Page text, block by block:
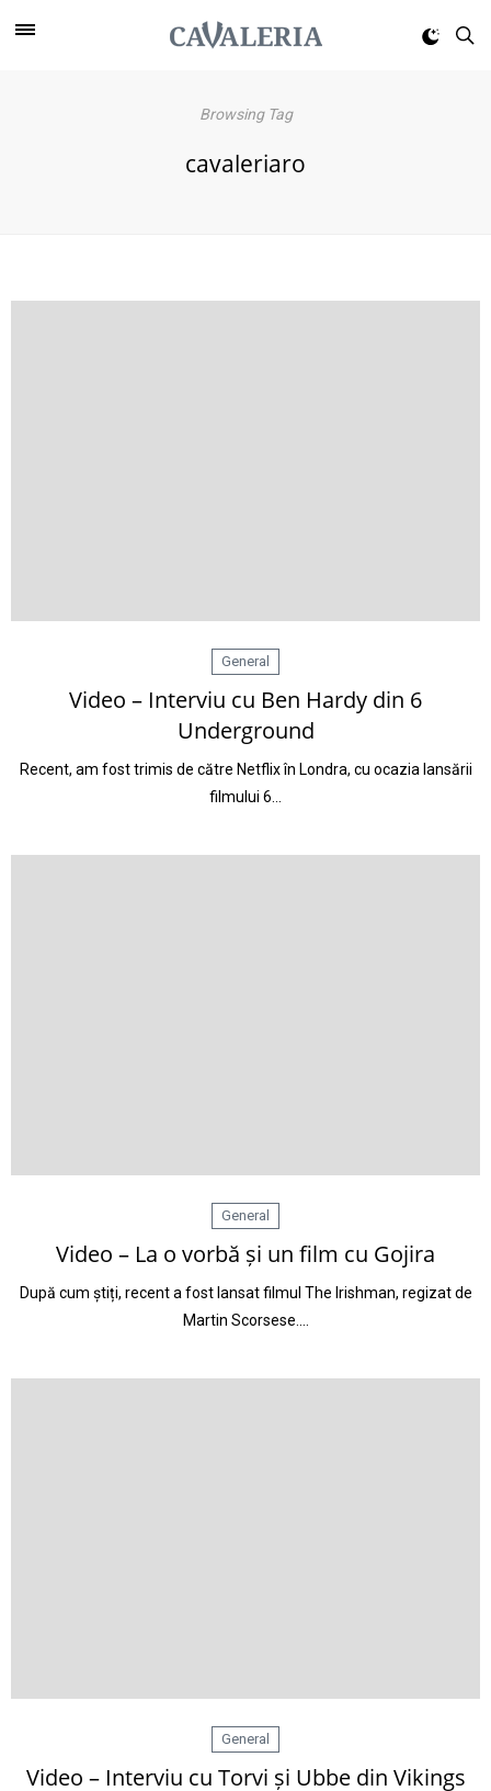
Browsing Tag
cavaleriaro
General
Video – Interviu cu Ben Hardy din 6
Underground
Recent, am fost trimis de către Netflix în Londra, cu ocazia lansării
filmului 6…
General
Video – La o vorbă și un film cu Gojira
După cum știți, recent a fost lansat filmul The Irishman, regizat de
Martin Scorsese.…
General
Video – Interviu cu Torvi și Ubbe din Vikings